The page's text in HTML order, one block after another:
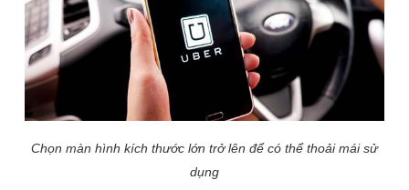
Chọn màn hình kích thước lớn trở lên để có thể thoải mái sử
dụng